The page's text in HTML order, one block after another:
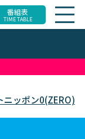
番組表
TIME TABLE
ニッポン0(ZERO)